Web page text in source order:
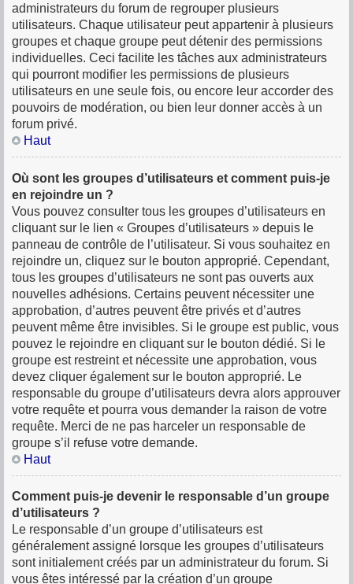
administrateurs du forum de regrouper plusieurs
utilisateurs. Chaque utilisateur peut appartenir à plusieurs
groupes et chaque groupe peut détenir des permissions
individuelles. Ceci facilite les tâches aux administrateurs
qui pourront modifier les permissions de plusieurs
utilisateurs en une seule fois, ou encore leur accorder des
pouvoirs de modération, ou bien leur donner accès à un
forum privé.
Haut
Où sont les groupes d’utilisateurs et comment puis-je
en rejoindre un ?
Vous pouvez consulter tous les groupes d’utilisateurs en
cliquant sur le lien « Groupes d’utilisateurs » depuis le
panneau de contrôle de l’utilisateur. Si vous souhaitez en
rejoindre un, cliquez sur le bouton approprié. Cependant,
tous les groupes d’utilisateurs ne sont pas ouverts aux
nouvelles adhésions. Certains peuvent nécessiter une
approbation, d’autres peuvent être privés et d’autres
peuvent même être invisibles. Si le groupe est public, vous
pouvez le rejoindre en cliquant sur le bouton dédié. Si le
groupe est restreint et nécessite une approbation, vous
devez cliquer également sur le bouton approprié. Le
responsable du groupe d’utilisateurs devra alors approuver
votre requête et pourra vous demander la raison de votre
requête. Merci de ne pas harceler un responsable de
groupe s’il refuse votre demande.
Haut
Comment puis-je devenir le responsable d’un groupe
d’utilisateurs ?
Le responsable d’un groupe d’utilisateurs est
généralement assigné lorsque les groupes d’utilisateurs
sont initialement créés par un administrateur du forum. Si
vous êtes intéressé par la création d’un groupe